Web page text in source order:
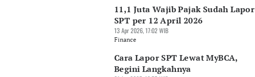
11,1 Juta Wajib Pajak Sudah Lapor
SPT per 12 April 2026
13 Apr 2026, 17:02 WIB
Finance
Cara Lapor SPT Lewat MyBCA,
Begini Langkahnya